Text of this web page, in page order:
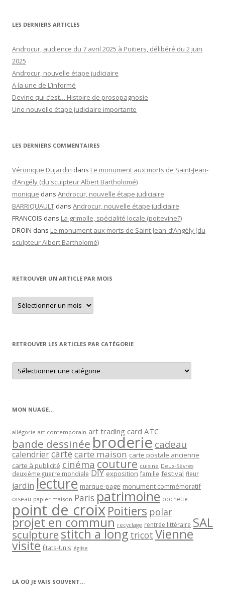
LES DERNIERS ARTICLES
Androcur, audience du 7 avril 2025 à Poitiers, délibéré du 2 juin
2025
Androcur, nouvelle étape judiciaire
A la une de L’informé
Devine qui c’est… Histoire de prosopagnosie
Une nouvelle étape judiciaire importante
LES DERNIERS COMMENTAIRES
Véronique Dujardin dans Le monument aux morts de Saint-Jean-
d’Angély (du sculpteur Albert Bartholomé)
monique dans Androcur, nouvelle étape judiciaire
BARRIQUAULT dans Androcur, nouvelle étape judiciaire
FRANCOIS dans La grimolle, spécialité locale (poitevine?)
DROIN dans Le monument aux morts de Saint-Jean-d’Angély (du
sculpteur Albert Bartholomé)
RETROUVER UN ARTICLE PAR MOIS
Retrouver
un
article
RETROUVER LES ARTICLES PAR CATÉGORIE
Retrouver
les
articles
MON NUAGE…
allégorie art contemporain art trading card ATC
bande dessinée broderie cadeau
calendriercartecarte maison carte postale ancienne
carte à publicité cinéma couture cuisine Deux-Sèvres
deuxième guerre mondiale DIY exposition famille festival fleur
jardin lecture marque-page monument commémoratif
oiseau papier maison Paris patrimoine pochette
point de croixPoitiers polar
projet en commun recyclage rentrée littéraire SAL
sculpturestitch a long tricot Vienne
visite États-Unis église
LÀ OÙ JE VAIS SOUVENT…